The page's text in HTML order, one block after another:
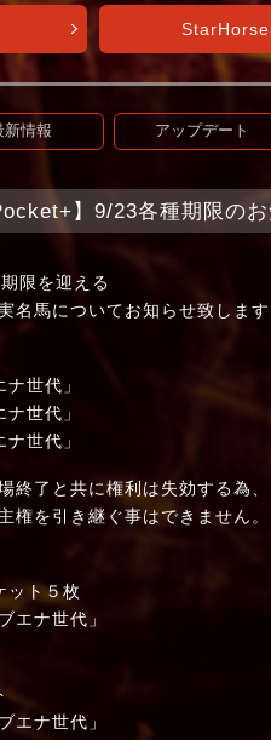
新情報 アップデート
】9/23各種期限の
限を迎える
名馬についてお知らせ致します
世代」
世代」
世代」
了と共に権利は失効する為、
を引き継ぐ事はできません。
ト５枚
ナ世代」
ナ世代」